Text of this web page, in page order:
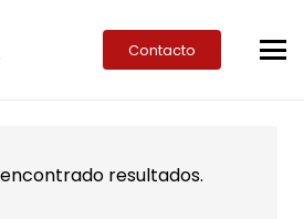
Contacto
resultados.